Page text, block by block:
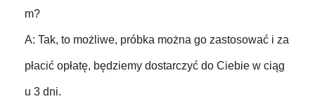
m?
A: Tak, to możliwe, próbka można go zastosować i za
płacić opłatę, będziemy dostarczyć do Ciebie w ciąg
u 3 dni.